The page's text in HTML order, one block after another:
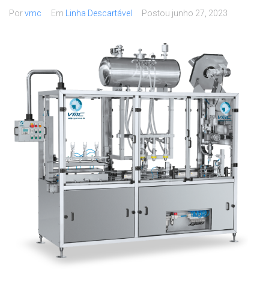
Porvmc Em Linha Descartável Postou junho 27, 2023